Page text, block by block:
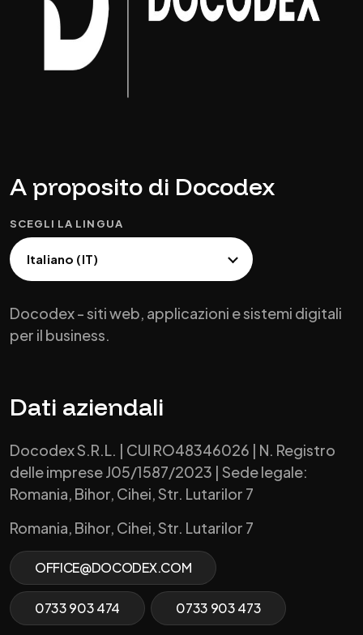
A proposito di Docodex
SCEGLI LA LINGUA
Docodex - siti web, applicazioni e sistemi digitali
per il business.
Dati aziendali
Docodex S.R.L. | CUI RO48346026 | N. Registro
delle imprese J05/1587/2023 | Sede legale:
Romania, Bihor, Cihei, Str. Lutarilor 7
Romania, Bihor, Cihei, Str. Lutarilor 7
OFFICE@DOCODEX.COM
0733 903 474 0733 903 473